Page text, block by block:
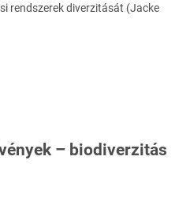
rendszerek diverzitását (Jacke
– biodiverzitás